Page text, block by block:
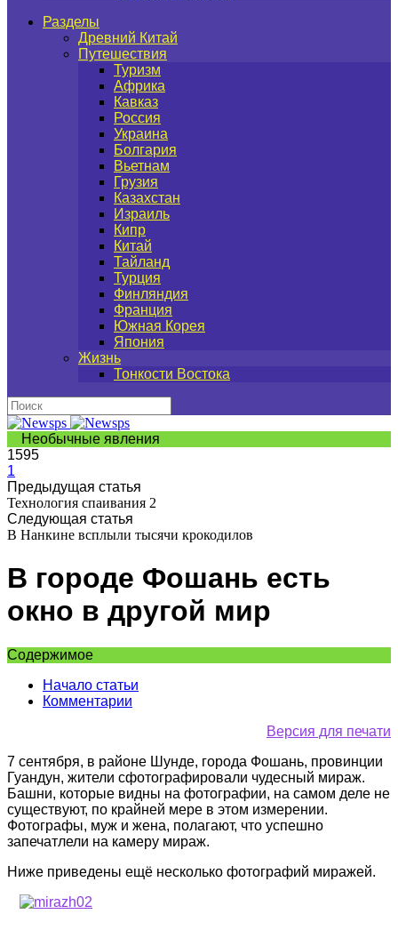
Разделы
Древний Китай
Путешествия
Туризм
Африка
Кавказ
Россия
Украина
Болгария
Вьетнам
Грузия
Казахстан
Израиль
Кипр
Китай
Тайланд
Турция
Финляндия
Франция
Южная Корея
Япония
Жизнь
Тонкости Востока
Необычные явления
1595
1
Предыдущая статья
Технология спаивания 2
Следующая статья
В Нанкине всплыли тысячи крокодилов
В городе Фошань есть
окно в другой мир
Содержимое
Начало статьи
Комментарии
Версия для печати
7 сентября, в районе Шунде, города Фошань, провинции
Гуандун, жители сфотографировали чудесный мираж.
Башни, которые видны на фотографии, на самом деле не
существуют, по крайней мере в этом измерении.
Фотографы, муж и жена, полагают, что успешно
запечатлели на камеру мираж.
Ниже приведены ещё несколько фотографий миражей.